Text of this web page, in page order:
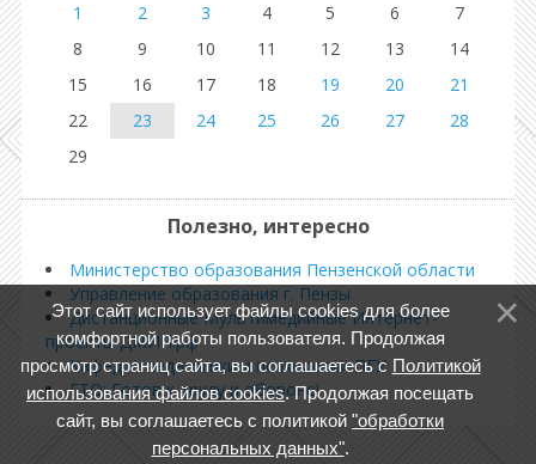
1
2 3 4 5 6
7
8
9 10 11 12 13
14
15
16 17 18 19 20
21
22
23 24 25 26 27
28
29
Полезно, интересно
Министерство образования Пензенской области
Управление образования г. Пензы
Дистанционные Мультимедийные Интернет-
проекты ДМИП.рф
Кафедра педагогики и психологии ПГУ
ГТО: Готов к труду и обороне!
Этот сайт использует файлы cookies для более
комфортной работы пользователя. Продолжая
просмотр страниц сайта, вы соглашаетесь с Политикой
использования файлов cookies. Продолжая посещать
сайт, вы соглашаетесь с политикой "обработки
персональных данных".